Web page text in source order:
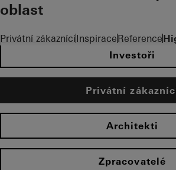
Privátní zákazníciInspiraceReference
oblast
Investoři
Privátní
Architekti
Zpracovatelé